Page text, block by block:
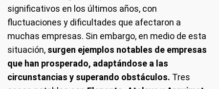
significativos en los últimos años, con
fluctuaciones y dificultades que afectaron a
muchas empresas. Sin embargo, en medio de esta
situación, surgen ejemplos notables de empresas
que han prosperado, adaptándose a las
circunstancias y superando obstáculos. Tres